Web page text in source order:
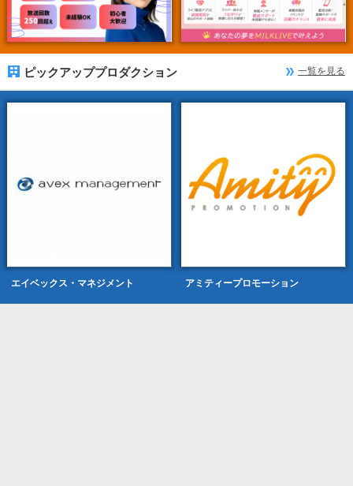
ピックアッププロダクション 一覧を見る
エイベックス・マネジメント アミティープロモーション